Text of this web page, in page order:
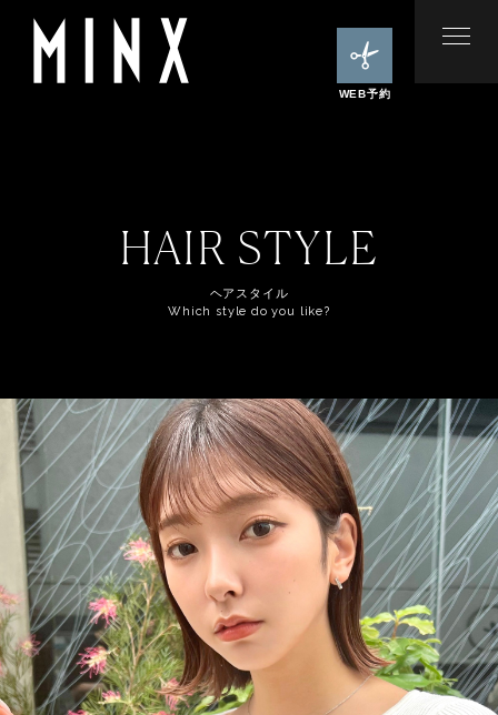
WEB予約
HAIR STYLE
ヘアスタイル
Which style do you like?